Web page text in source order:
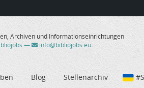
Archiven und Informationseinrichtungen
— info@bibliojobs.eu
Blog Stellenarchiv